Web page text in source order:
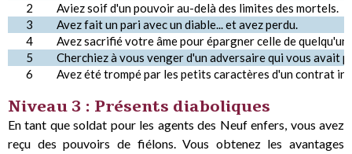
2
Aviez soif d'un pouvoir au-delà des limites des mortels.
3
Avez fait un pari avec un diable... et avez perdu.
4
Avez sacrifié votre âme pour épargner celle de quelqu'un
5
Cherchiez à vous venger d'un adversaire qui vous avait
6
Avez été trompé par les petits caractères d'un contrat
Niveau 3 : Présents diaboliques
En tant que soldat pour les agents des Neuf enfers, vous avez
reçu des pouvoirs de fiélons. Vous obtenez les avantages